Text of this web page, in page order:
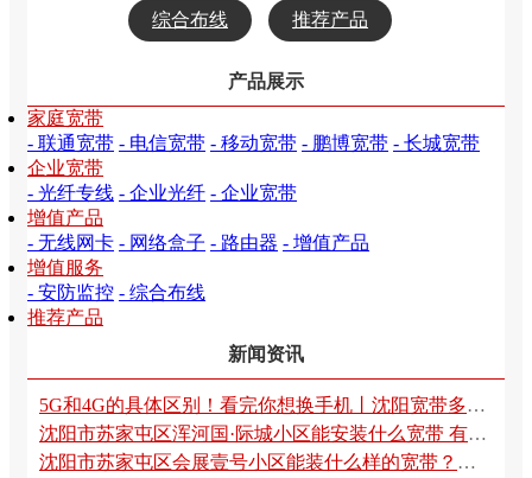
综合布线 推荐产品
产品展示
家庭宽带
- 联通宽带 - 电信宽带 - 移动宽带 - 鹏博宽带 - 长城宽带
企业宽带
- 光纤专线 - 企业光纤 - 企业宽带
增值产品
- 无线网卡 - 网络盒子 - 路由器 - 增值产品
增值服务
- 安防监控 - 综合布线
推荐产品
新闻资讯
5G和4G的具体区别！看完你想换手机丨沈阳宽带多少钱
沈阳市苏家屯区浑河国·际城小区能安装什么宽带 有没有沈阳联通宽带 沈阳电信宽带 沈阳移动宽带 沈阳广电宽带 沈阳沃方宽 沈阳长城宽带 沈阳鹏博宽带 沈阳鹏博士宽带 沈阳方正宽带
沈阳市苏家屯区会展壹号小区能装什么样的宽带？沈阳联通宽带 沈阳电信宽带 沈阳移动宽带 沈阳广电宽带 沈阳沃方宽 沈阳长城宽带 沈阳鹏博宽带 沈阳鹏博士宽带 沈阳方正宽带可以装哪家